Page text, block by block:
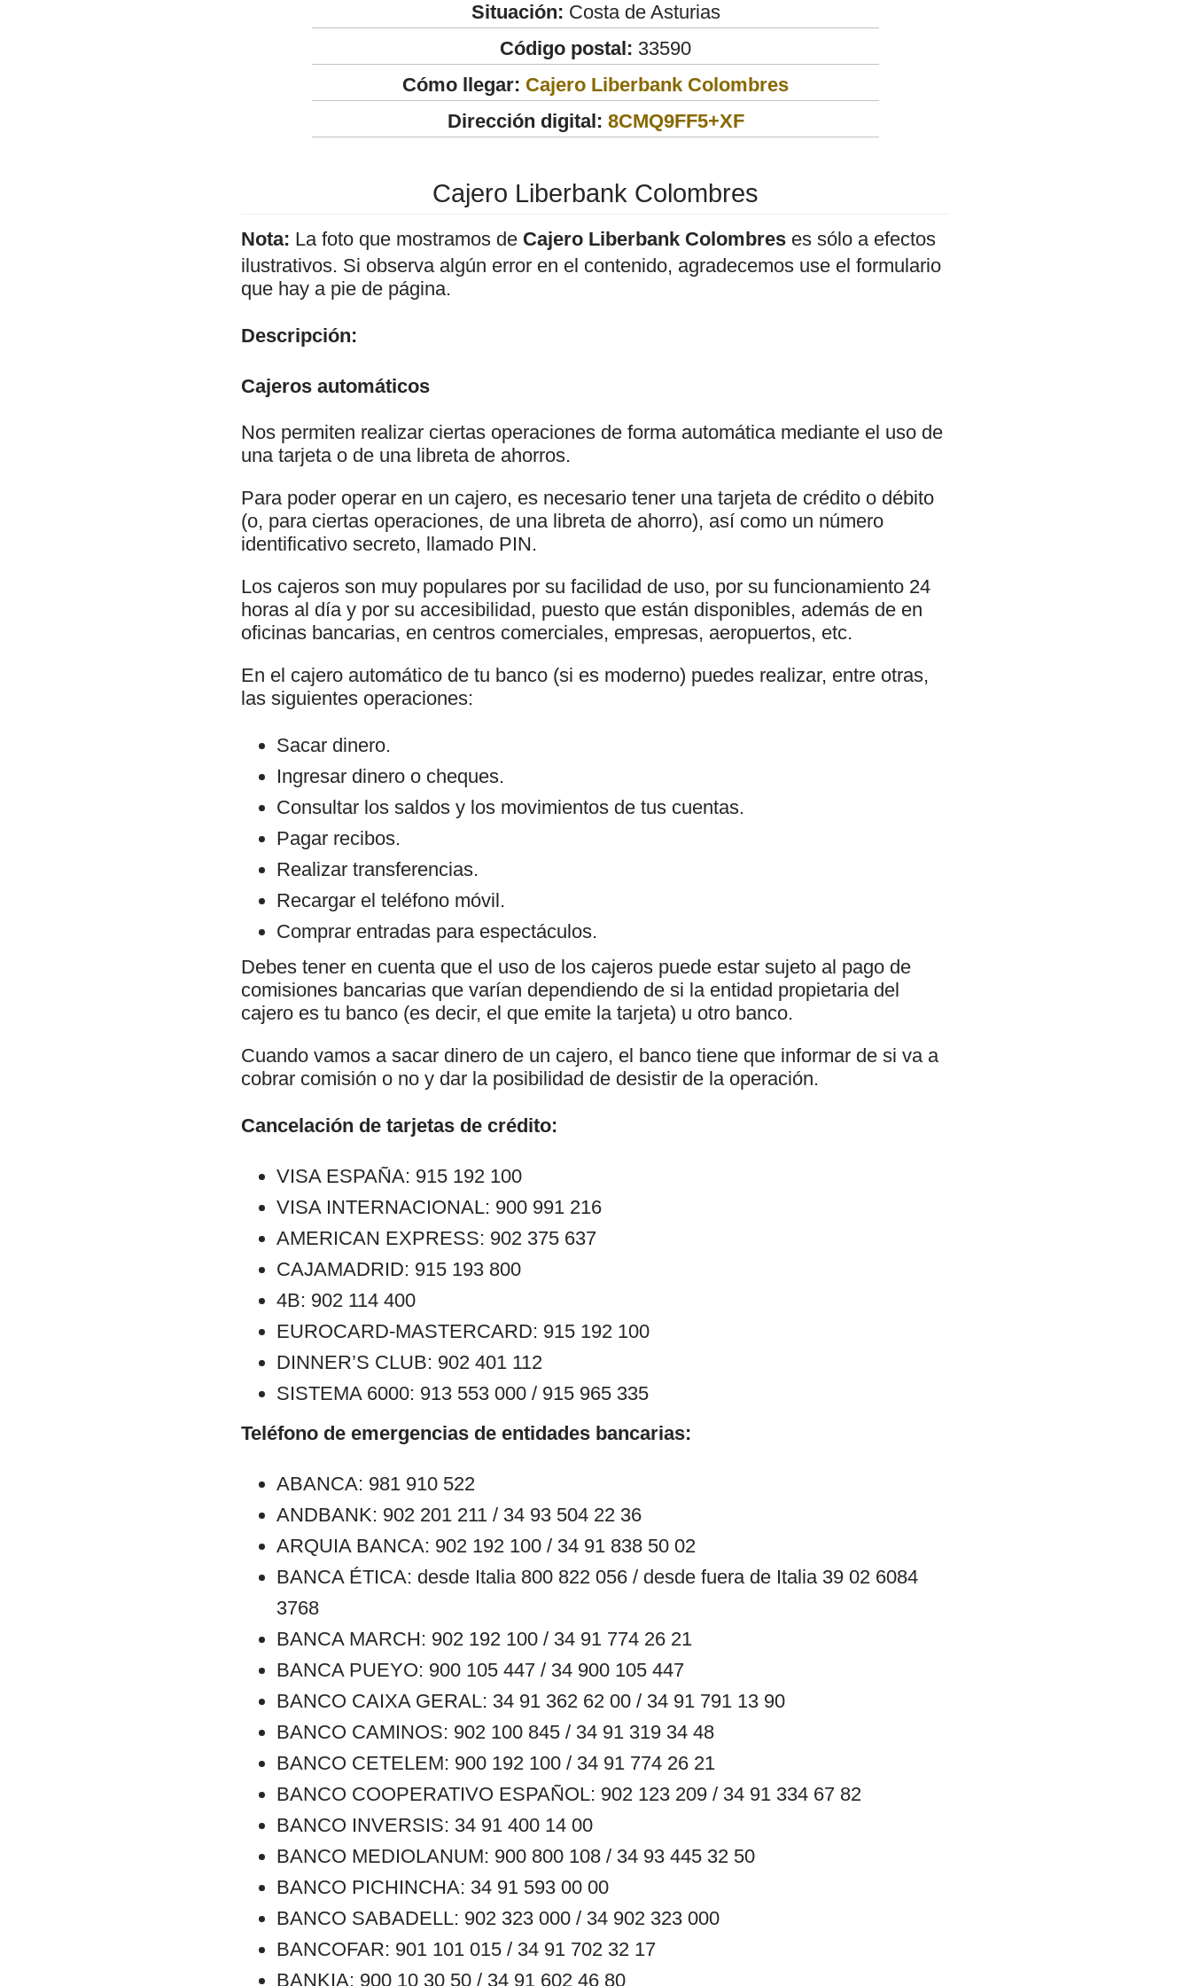
Situación: Costa de Asturias
Código postal: 33590
Cómo llegar: Cajero Liberbank Colombres
Dirección digital: 8CMQ9FF5+XF
Cajero Liberbank Colombres
Nota: La foto que mostramos de Cajero Liberbank Colombres es sólo a efectos
ilustrativos. Si observa algún error en el contenido, agradecemos use el formulario
que hay a pie de página.
Descripción:
Cajeros automáticos
Nos permiten realizar ciertas operaciones de forma automática mediante el uso de
una tarjeta o de una libreta de ahorros.
Para poder operar en un cajero, es necesario tener una tarjeta de crédito o débito
(o, para ciertas operaciones, de una libreta de ahorro), así como un número
identificativo secreto, llamado PIN.
Los cajeros son muy populares por su facilidad de uso, por su funcionamiento 24
horas al día y por su accesibilidad, puesto que están disponibles, además de en
oficinas bancarias, en centros comerciales, empresas, aeropuertos, etc.
En el cajero automático de tu banco (si es moderno) puedes realizar, entre otras,
las siguientes operaciones:
Sacar dinero.
Ingresar dinero o cheques.
Consultar los saldos y los movimientos de tus cuentas.
Pagar recibos.
Realizar transferencias.
Recargar el teléfono móvil.
Comprar entradas para espectáculos.
Debes tener en cuenta que el uso de los cajeros puede estar sujeto al pago de
comisiones bancarias que varían dependiendo de si la entidad propietaria del
cajero es tu banco (es decir, el que emite la tarjeta) u otro banco.
Cuando vamos a sacar dinero de un cajero, el banco tiene que informar de si va a
cobrar comisión o no y dar la posibilidad de desistir de la operación.
Cancelación de tarjetas de crédito:
VISA ESPAÑA: 915 192 100
VISA INTERNACIONAL: 900 991 216
AMERICAN EXPRESS: 902 375 637
CAJAMADRID: 915 193 800
4B: 902 114 400
EUROCARD-MASTERCARD: 915 192 100
DINNER’S CLUB: 902 401 112
SISTEMA 6000: 913 553 000 / 915 965 335
Teléfono de emergencias de entidades bancarias:
ABANCA: 981 910 522
ANDBANK: 902 201 211 / 34 93 504 22 36
ARQUIA BANCA: 902 192 100 / 34 91 838 50 02
BANCA ÉTICA: desde Italia 800 822 056 / desde fuera de Italia 39 02 6084
3768
BANCA MARCH: 902 192 100 / 34 91 774 26 21
BANCA PUEYO: 900 105 447 / 34 900 105 447
BANCO CAIXA GERAL: 34 91 362 62 00 / 34 91 791 13 90
BANCO CAMINOS: 902 100 845 / 34 91 319 34 48
BANCO CETELEM: 900 192 100 / 34 91 774 26 21
BANCO COOPERATIVO ESPAÑOL: 902 123 209 / 34 91 334 67 82
BANCO INVERSIS: 34 91 400 14 00
BANCO MEDIOLANUM: 900 800 108 / 34 93 445 32 50
BANCO PICHINCHA: 34 91 593 00 00
BANCO SABADELL: 902 323 000 / 34 902 323 000
BANCOFAR: 901 101 015 / 34 91 702 32 17
BANKIA: 900 10 30 50 / 34 91 602 46 80